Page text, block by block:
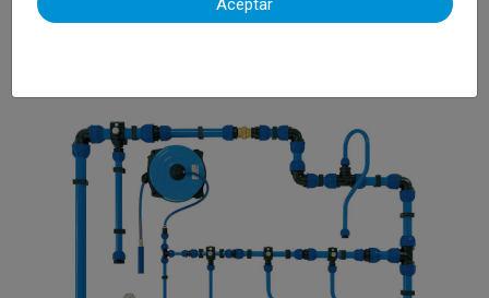
Redes de Aire Comprimido
Aceptar